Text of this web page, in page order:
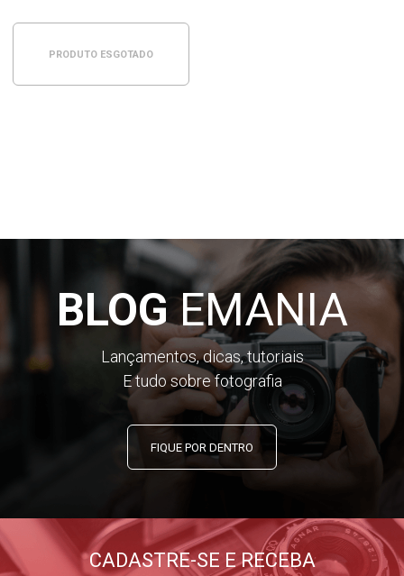
PRODUTO ESGOTADO
BLOGEMANIA
Lançamentos, dicas, tutoriais
E tudo sobre fotografia
FIQUE POR DENTRO
CADASTRE-SE E RECEBA